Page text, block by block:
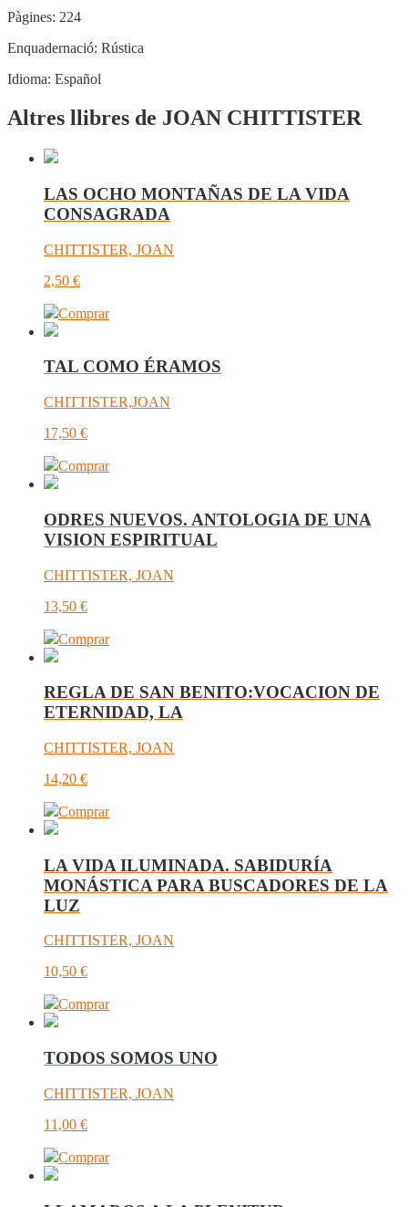
Pàgines: 224
Enquadernació: Rústica
Idioma: Español
Altres llibres de JOAN CHITTISTER
LAS OCHO MONTAÑAS DE LA VIDA
CONSAGRADA
CHITTISTER, JOAN
2,50 €
Comprar
TAL COMO ÉRAMOS
CHITTISTER,JOAN
17,50 €
Comprar
ODRES NUEVOS. ANTOLOGIA DE UNA
VISION ESPIRITUAL
CHITTISTER, JOAN
13,50 €
Comprar
REGLA DE SAN BENITO:VOCACION DE
ETERNIDAD, LA
CHITTISTER, JOAN
14,20 €
Comprar
LA VIDA ILUMINADA. SABIDURÍA
MONÁSTICA PARA BUSCADORES DE LA
LUZ
CHITTISTER, JOAN
10,50 €
Comprar
TODOS SOMOS UNO
CHITTISTER, JOAN
11,00 €
Comprar